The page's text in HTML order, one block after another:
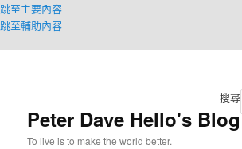
跳至主要內容
跳至輔助內容
Peter Dave Hello's Blog
To live is to make the world better.
搜尋